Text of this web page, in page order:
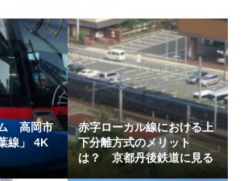
ム 高岡市
線」 4K
赤字ローカル線における上
下分離方式のメリット
は？ 京都丹後鉄道に見る